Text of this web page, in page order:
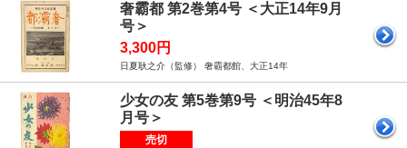
奢霸都 第2巻第4号 ＜大正14年9月
号＞
3,300円
日夏耿之介（監修） 奢霸都館、大正14年
少女の友 第5巻第9号 ＜明治45年8
月号＞
売切